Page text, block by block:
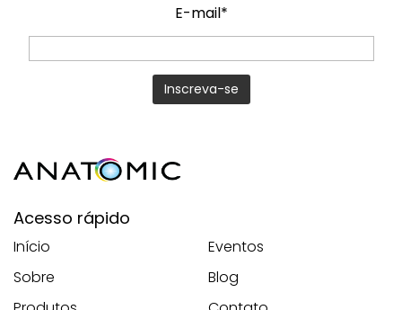
E-mail*
Acesso rápido
Início
Sobre
Eventos
Blog